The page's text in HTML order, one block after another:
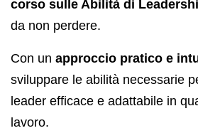
corso sulle Abilità di
da non perdere.
Con un approccio pratico e
sviluppare le abilità necessarie
leader efficace e adattabile in
lavoro.